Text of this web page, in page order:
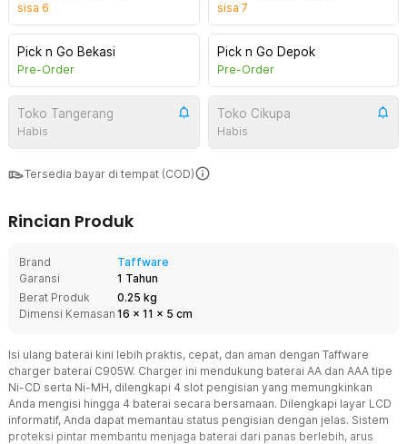
sisa 6 sisa 7
Pick n Go Bekasi
Pre-Order
Pick n Go Depok
Pre-Order
Toko Tangerang
Habis
Toko Cikupa
Habis
Tersedia bayar di tempat (COD)
Rincian Produk
Brand
Taffware
Garansi
1 Tahun
Berat Produk
0.25 kg
Dimensi Kemasan 16 x 11 x 5 cm
Isi ulang baterai kini lebih praktis, cepat, dan aman dengan Taffware
charger baterai C905W. Charger ini mendukung baterai AA dan AAA tipe
Ni-CD serta Ni-MH, dilengkapi 4 slot pengisian yang memungkinkan
Anda mengisi hingga 4 baterai secara bersamaan. Dilengkapi layar LCD
informatif, Anda dapat memantau status pengisian dengan jelas. Sistem
proteksi pintar membantu menjaga baterai dari panas berlebih, arus